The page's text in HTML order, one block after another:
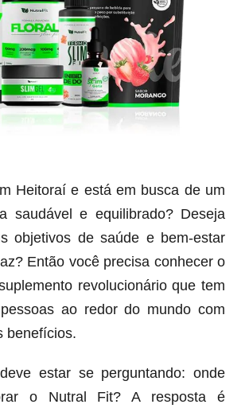
Heitoraí e está em busca de um
saudável e equilibrado? Deseja
objetivos de saúde e bem-estar
Então você precisa conhecer o
revolucionário que tem
ao redor do mundo com
benefícios.
estar se perguntando: onde
o Nutral Fit? A resposta é